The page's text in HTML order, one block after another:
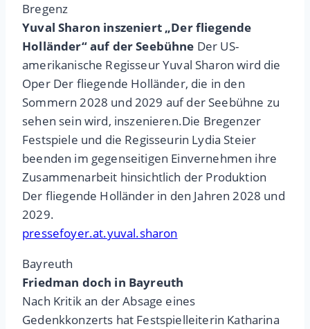
Bregenz
Yuval Sharon inszeniert „Der fliegende
Holländer“ auf der Seebühne Der US-
amerikanische Regisseur Yuval Sharon wird die
Oper Der fliegende Holländer, die in den
Sommern 2028 und 2029 auf der Seebühne zu
sehen sein wird, inszenieren.Die Bregenzer
Festspiele und die Regisseurin Lydia Steier
beenden im gegenseitigen Einvernehmen ihre
Zusammenarbeit hinsichtlich der Produktion
Der fliegende Holländer in den Jahren 2028 und
2029.
pressefoyer.at.yuval.sharon
Bayreuth
Friedman doch in Bayreuth
Nach Kritik an der Absage eines
Gedenkkonzerts hat Festspielleiterin Katharina